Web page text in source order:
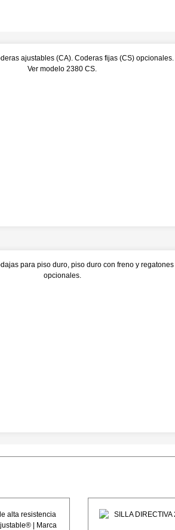
ajustables (CA). Coderas fijas (CS) opcionales.
Ver modelo 2380 CS.
para piso duro, piso duro con freno y regatones
opcionales.